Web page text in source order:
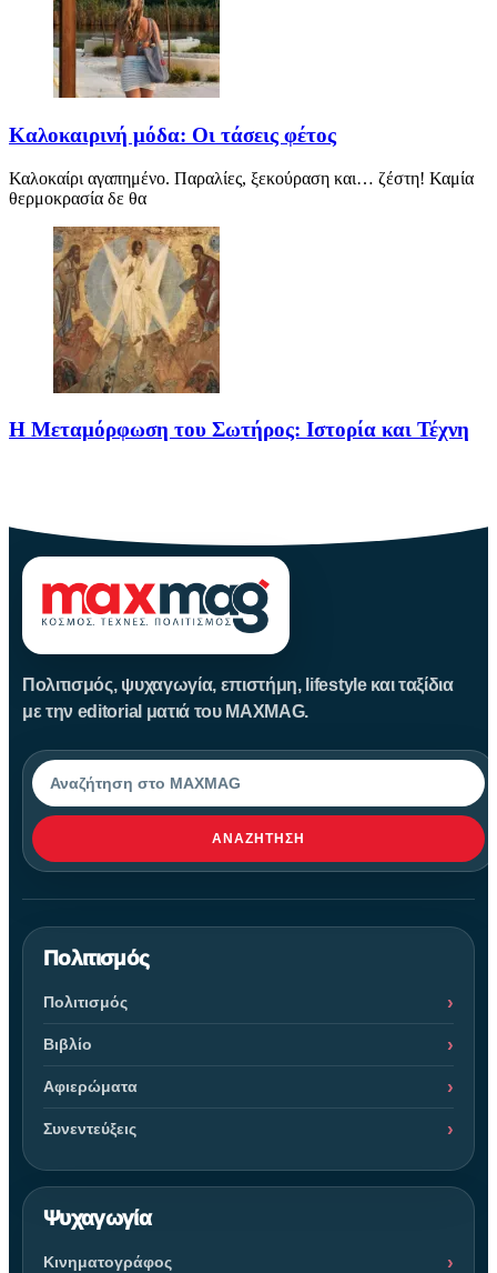
Καλοκαιρινή μόδα: Οι τάσεις φέτος
Καλοκαίρι αγαπημένο. Παραλίες, ξεκούραση και… ζέστη! Καμία
θερμοκρασία δε θα
Η Μεταμόρφωση του Σωτήρος: Ιστορία και Τέχνη
Πολιτισμός, ψυχαγωγία, επιστήμη, lifestyle και ταξίδια
με την editorial ματιά του MAXMAG.
Αναζήτηση
ΑΝΑΖΉΤΗΣΗ
Πολιτισμός
Πολιτισμός
Βιβλίο
Αφιερώματα
Συνεντεύξεις
Ψυχαγωγία
Κινηματογράφος